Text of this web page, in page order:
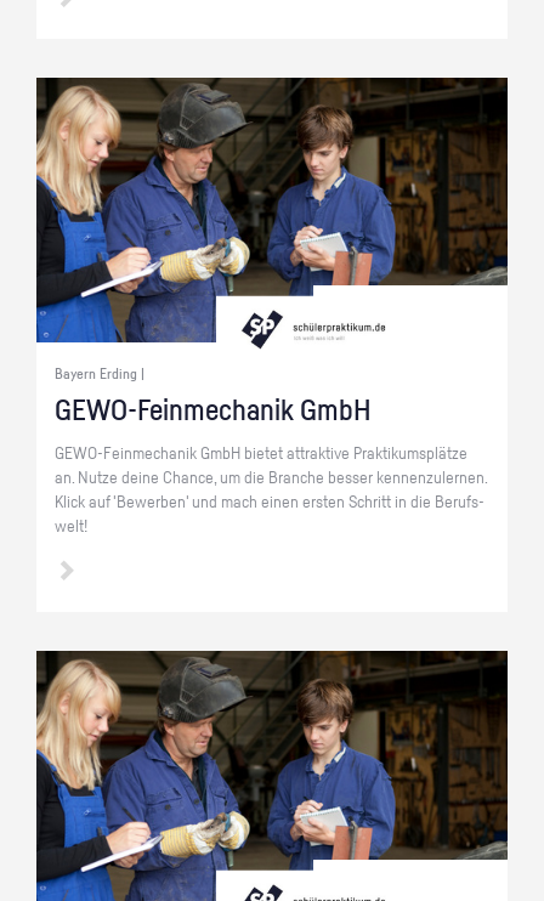
Bayern Erding |
GE­WO-Fein­me­cha­nik GmbH
GE­WO-Fein­me­cha­nik GmbH bie­tet at­trak­ti­ve Prak­ti­kums­plät­ze
an. Nutze deine Chan­ce, um die Bran­che bes­ser ken­nen­zu­ler­nen.
Klick auf 'Be­wer­ben' und mach einen ers­ten Schritt in die Be­rufs­
welt!